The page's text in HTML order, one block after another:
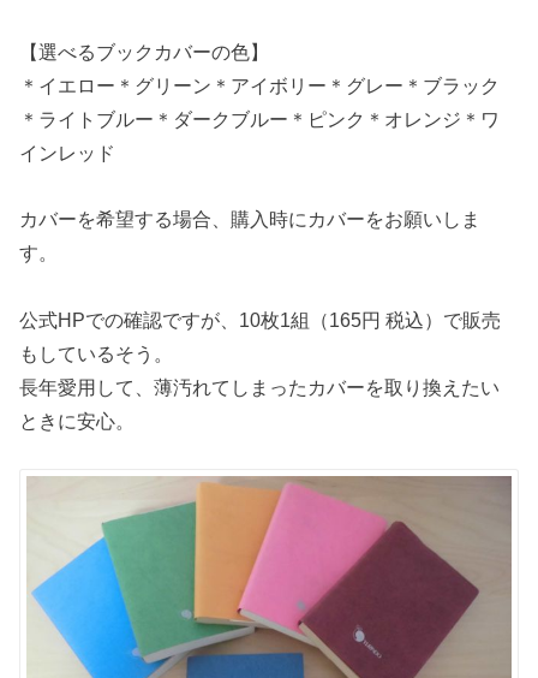
【選べるブックカバーの色】
＊イエロー＊グリーン＊アイボリー＊グレー＊ブラック
＊ライトブルー＊ダークブルー＊ピンク＊オレンジ＊ワ
インレッド
カバーを希望する場合、購入時にカバーをお願いしま
す。
公式HPでの確認ですが、10枚1組（165円 税込）で販売
もしているそう。
長年愛用して、薄汚れてしまったカバーを取り換えたい
ときに安心。